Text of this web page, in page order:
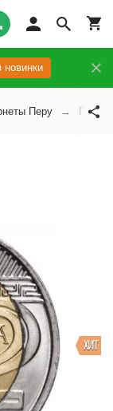
новинки
Перу Перу
ХИТ